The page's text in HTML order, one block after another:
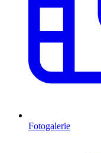
Fotogalerie